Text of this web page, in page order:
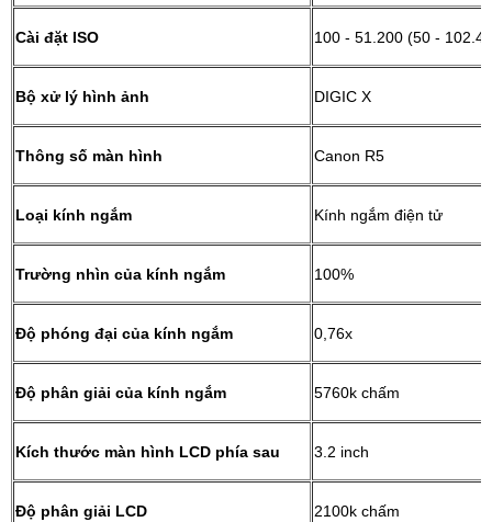
Cài đặt ISO 100 - 51.200 (50 -
Bộ xử lý hình ảnh DIGIC X
Thông số màn hình Canon R5
Loại kính ngắm Kính ngắm điện tử
Trường nhìn của kính ngắm 100%
Độ phóng đại của kính ngắm 0,76x
Độ phân giải của kính ngắm 5760k chấm
Kích thước màn hình LCD phía sau 3.2 inch
Độ phân giải LCD 2100k chấm